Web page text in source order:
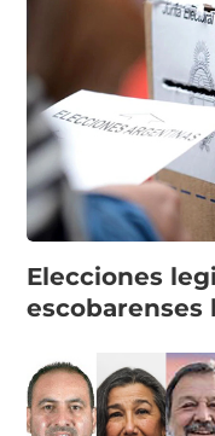
Elecciones
escobarenses